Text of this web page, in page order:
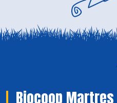
Biocoop Martres